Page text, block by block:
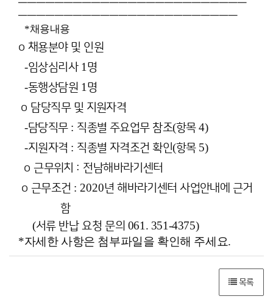
━━━━━━━━━━━━━━━━━━━━━━━━━
━━━━━━━━━━━━━━━━━━━━━━━━
*채용내용
o 채용분야 및 인원
-임상심리사 1 명
-동행상담원 1 명
o 담당직무 및 지원자격
-담당직무 : 직종별 주요업무 참조(항목4)
-지원자격 : 직종별 자격조건 확인(항목 5)
o근무위치 : 전남해바라기센터
o 근무조건 : 2020년 해바라기센터 사업안내에 근거
함
(서류 반납 요청 문의 061. 351-4375)
*자세한 사항은 첨부파일을 확인해 주세요.
목록